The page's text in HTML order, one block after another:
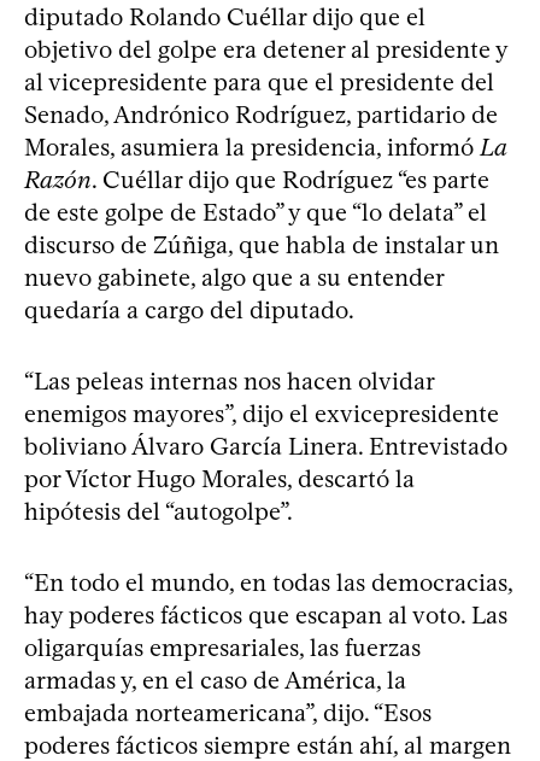
diputado Rolando Cuéllar dijo que el
objetivo del golpe era detener al presidente y
al vicepresidente para que el presidente del
Senado, Andrónico Rodríguez, partidario de
Morales, asumiera la presidencia, informó La
Razón. Cuéllar dijo que Rodríguez “es parte
de este golpe de Estado” y que “lo delata” el
discurso de Zúñiga, que habla de instalar un
nuevo gabinete, algo que a su entender
quedaría a cargo del diputado.
“Las peleas internas nos hacen olvidar
enemigos mayores”, dijo el exvicepresidente
boliviano Álvaro García Linera. Entrevistado
por Víctor Hugo Morales, descartó la
hipótesis del “autogolpe”.
“En todo el mundo, en todas las democracias,
hay poderes fácticos que escapan al voto. Las
oligarquías empresariales, las fuerzas
armadas y, en el caso de América, la
embajada norteamericana”, dijo. “Esos
poderes fácticos siempre están ahí, al margen